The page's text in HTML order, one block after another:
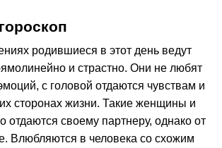
родившиеся в этот день ведут
и страстно. Они не любят
с головой отдаются чувствам и
сторонах жизни. Такие женщины и
отдаются своему партнеру, однако от
Влюбляются в человека со схожим